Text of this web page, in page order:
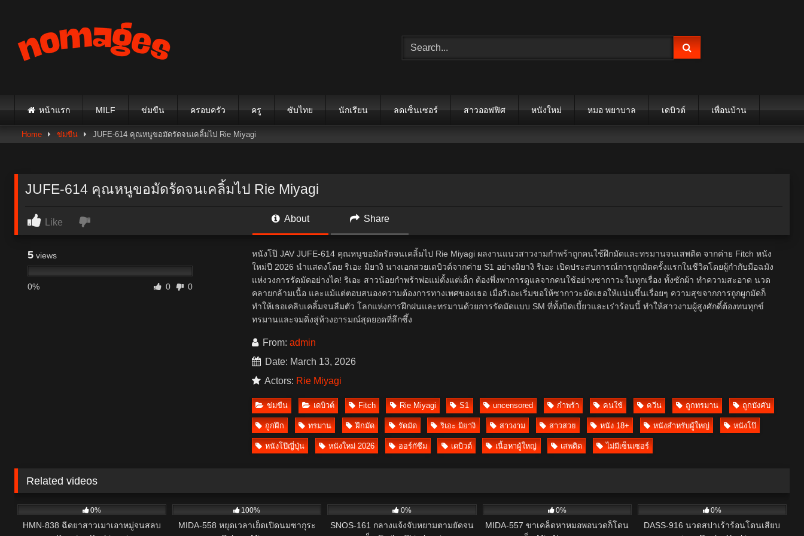
หน้าแรก MILF ข่มขืน ครอบครัว ครู ซับไทย นักเรียน ลดเซ็นเซอร์ สาวออฟฟิศ หนังใหม่ หมอ พยาบาล เดบิวต์ เพื่อนบ้าน
Home ข่มขืน JUFE-614 คุณหนูขอมัดรัดจนเคลิ้มไป Rie Miyagi
JUFE-614 คุณหนูขอมัดรัดจนเคลิ้มไป Rie Miyagi
Like About Share
5 views
0% 0 0
หนังโป๊ JAV JUFE-614 คุณหนูขอมัดรัดจนเคลิ้มไป Rie Miyagi ผลงานแนวสาวงามกำพร้าถูกคนใช้ฝึกมัดและทรมานจนเสพติด จากค่าย Fitch หนัง
ใหม่ปี 2026 นำแสดงโดย ริเอะ มิยางิ นางเอกสวยเดบิวต์จากค่าย S1 อย่างมิยางิ ริเอะ เปิดประสบการณ์การถูกมัดครั้งแรกในชีวิตโดยผู้กำกับมือฉมัง
แห่งวงการรัดมัดอย่างไค! ริเอะ สาวน้อยกำพร้าพ่อแม่ตั้งแต่เด็ก ต้องพึ่งพาการดูแลจากคนใช้อย่างซากาวะในทุกเรื่อง ทั้งซักผ้า ทำความสะอาด นวด
คลายกล้ามเนื้อ และแม้แต่ตอบสนองความต้องการทางเพศของเธอ เมื่อริเอะเริ่มขอให้ซากาวะมัดเธอให้แน่นขึ้นเรื่อยๆ ความสุขจากการถูกผูกมัดก็
ทำให้เธอเคลิบเคลิ้มจนลืมตัว โลกแห่งการฝึกฝนและทรมานด้วยการรัดมัดแบบ SM ที่ทั้งบิดเบี้ยวและเร่าร้อนนี้ ทำให้สาวงามผู้สูงศักดิ์ต้องทนทุกข์
ทรมานและจมดิ่งสู่ห้วงอารมณ์สุดยอดที่ลึกซึ้ง
From: admin
Date: March 13, 2026
Actors: Rie Miyagi
ข่มขืน เดบิวต์ Fitch Rie Miyagi S1 uncensored กำพร้า คนใช้ ควีน ถูกทรมาน ถูกบังคับ
ถูกฝึก ทรมาน ฝึกมัด รัดมัด ริเอะ มิยางิ สาวงาม สาวสวย หนัง 18+ หนังสำหรับผู้ใหญ่ หนังโป๊
หนังโป๊ญี่ปุ่น หนังใหม่ 2026 ออร์กัซึม เดบิวต์ เนื้อหาผู้ใหญ่ เสพติด ไม่มีเซ็นเซอร์
Related videos
0%
HMN-838 ฉีดยาสาวเมาเอาหมู่จนสลบ
100%
MIDA-558 หยุดเวลาเย็ดเปิดนมซากุระ
0%
SNOS-161 กลางแจ้งจับหยามตามยัดจน
0%
MIDA-557 ขาเคล็ดหาหมอพอนวดก็โดน
0%
DASS-916 นวดสปาเร้าร้อนโดนเสียบ